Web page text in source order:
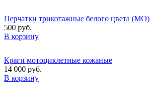
Перчатки трикотажные белого цвета (МО)
500 руб.
В корзину
Краги мотоциклетные кожаные
14 000 руб.
В корзину